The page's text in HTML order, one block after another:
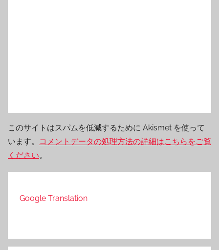
このサイトはスパムを低減するために Akismet を使って
います。
コメントデータの処理方法の詳細はこちらをご覧
ください。
Google Translation